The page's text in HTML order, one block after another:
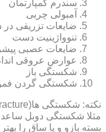
سندرم کمپارتمان
آمبولی چربی
ضایعات تزریقی
تنوواژینیت دست
ضایعات عصبی
عوارض عروقی
شکستگی باز
شکستگی گردن
مثلا شکستگی دوبل